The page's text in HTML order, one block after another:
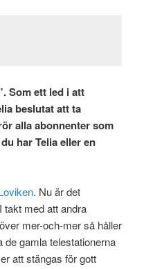
Som ett led i att
beslutat att ta
alla abonnenter som
har Telia eller en
. Nu är det
takt med att andra
mer-och-mer så håller
de gamla telestationerna
att stängas för gott